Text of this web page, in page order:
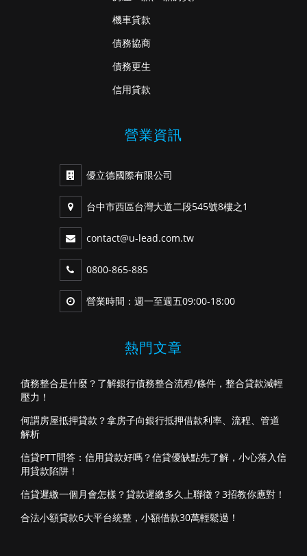
機車貸款
債務協商
債務更生
信用貸款
營業資訊
優立德國際有限公司
台中市西區台灣大道二段545號8樓之1
contact@u-lead.com.tw
0800-865-885
營業時間：週一至週五09:00-18:00
熱門文章
債務整合是什麼？了解銀行債務整合流程/條件，整合貸款減輕
壓力！
何謂房屋抵押貸款？拿房子向銀行抵押借款利率、流程、管道
解析
信貸PTT問答：信用貸款好嗎？信貸優缺點先了解，小心落入信
用貸款陷阱！
信貸遲繳一個月會怎樣？貸款遲繳多久上聯徵？3招教你應對！
合法小額貸款6大平台統整，小額借款30萬輕鬆過！